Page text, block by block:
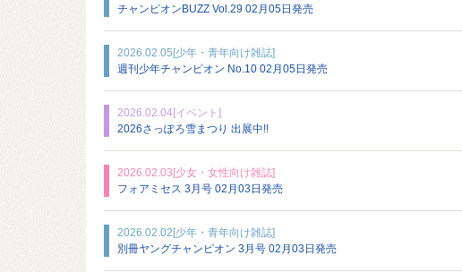
チャンピオンBUZZ Vol.29 02月05日発売
2026.02.05 [少年・青年向け雑誌]
週刊少年チャンピオン No.10 02月05日発売
2026.02.04[イベント]
2026さっぽろ雪まつり 出展中!!
2026.02.03 [少女・女性向け雑誌]
フォアミセス 3月号 02月03日発売
2026.02.02 [少年・青年向け雑誌]
別冊ヤングチャンピオン 3月号 02月03日発売